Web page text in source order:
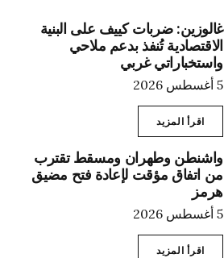
غالوزين: ضربات كييف على البنية
الاقتصادية تُنفذ بدعم ملاحي
واستخباراتي غربي
5 أغسطس 2026
اقرأ المزيد
واشنطن وطهران ومسقط تقترب
من اتفاق مؤقت لإعادة فتح مضيق
هرمز
5 أغسطس 2026
اقرأ المزيد